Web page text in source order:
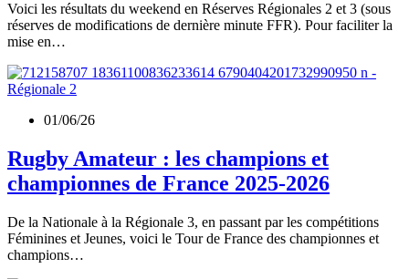
Voici les résultats du weekend en Réserves Régionales 2 et 3 (sous
réserves de modifications de dernière minute FFR). Pour faciliter la
mise en…
01/06/26
Rugby Amateur : les champions et
championnes de France 2025-2026
De la Nationale à la Régionale 3, en passant par les compétitions
Féminines et Jeunes, voici le Tour de France des championnes et
champions…